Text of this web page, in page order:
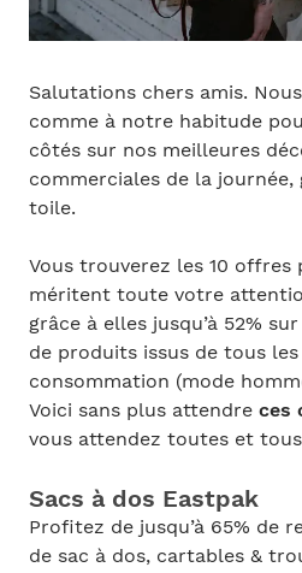
Salutations chers amis.
comme à notre habitude
côtés sur nos meilleures
commerciales de la
toile.
Vous trouverez les 10
méritent toute votre
grâce à elles jusqu’à 52%
de produits issus de tous
consommation (mode
Voici sans plus attendre ces
vous attendez toutes et
Sacs à dos Eastpak
Profitez de jusqu’à 65% de
de sac à dos, cartables &